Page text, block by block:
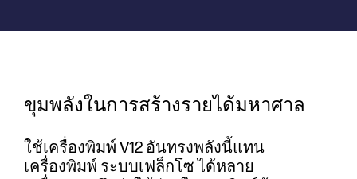
ขุมพลังในการสร้างรายได้มหาศาล
ใช้เครื่องพิมพ์ V12 อันทรงพลังนี้แทน
เครื่องพิมพ์ ระบบเฟล็กโซ ได้หลาย